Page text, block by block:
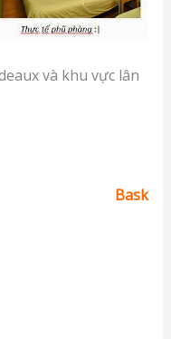
và khu vực lân
Bask